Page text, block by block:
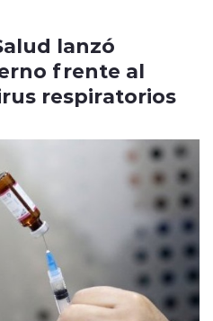
lanzó
frente al
respiratorios